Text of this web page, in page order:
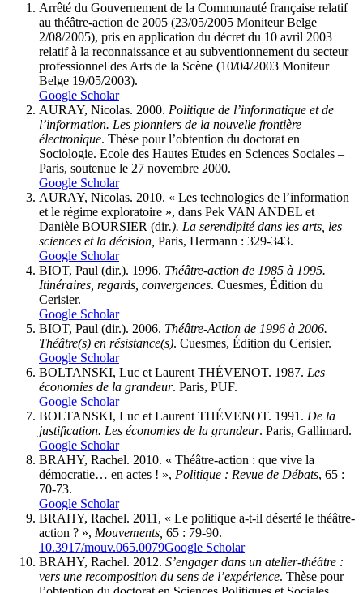
Arrêté du Gouvernement de la Communauté française relatif
au théâtre-action de 2005 (23/05/2005 Moniteur Belge
2/08/2005), pris en application du décret du 10 avril 2003
relatif à la reconnaissance et au subventionnement du secteur
professionnel des Arts de la Scène (10/04/2003 Moniteur
Belge 19/05/2003).
Google Scholar
AURAY, Nicolas. 2000. Politique de l’informatique et de
l’information. Les pionniers de la nouvelle frontière
électronique. Thèse pour l’obtention du doctorat en
Sociologie. Ecole des Hautes Etudes en Sciences Sociales –
Paris, soutenue le 27 novembre 2000.
Google Scholar
AURAY, Nicolas. 2010. « Les technologies de l’information
et le régime exploratoire », dans Pek VAN ANDEL et
Danièle BOURSIER (dir.). La serendipité dans les arts, les
sciences et la décision, Paris, Hermann : 329-343.
Google Scholar
BIOT, Paul (dir.). 1996. Théâtre-action de 1985 à 1995.
Itinéraires, regards, convergences. Cuesmes, Édition du
Cerisier.
Google Scholar
BIOT, Paul (dir.). 2006. Théâtre-Action de 1996 à 2006.
Théâtre(s) en résistance(s). Cuesmes, Édition du Cerisier.
Google Scholar
BOLTANSKI, Luc et Laurent THÉVENOT. 1987. Les
économies de la grandeur. Paris, PUF.
Google Scholar
BOLTANSKI, Luc et Laurent THÉVENOT. 1991. De la
justification. Les économies de la grandeur. Paris, Gallimard.
Google Scholar
BRAHY, Rachel. 2010. « Théâtre-action : que vive la
démocratie… en actes ! », Politique : Revue de Débats, 65 :
70-73.
Google Scholar
BRAHY, Rachel. 2011, « Le politique a-t-il déserté le théâtre-
action ? », Mouvements, 65 : 79-90.
10.3917/mouv.065.0079Google Scholar
BRAHY, Rachel. 2012. S’engager dans un atelier-théâtre :
vers une recomposition du sens de l’expérience. Thèse pour